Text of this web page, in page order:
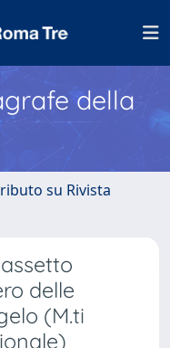
della
su Rivista
delle
(M.ti